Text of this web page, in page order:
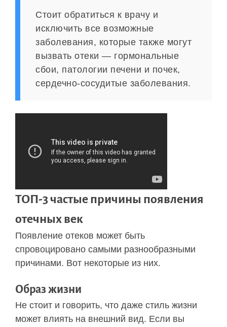
Стоит обратиться к врачу и
исключить все возможные
заболевания, которые также могут
вызвать отеки — гормональные
сбои, патологии печени и почек,
сердечно-сосудитые заболевания.
ТОП-3 частые причины появления
отечных век
Появление отеков может быть
спровоцировано самыми разнообразными
причинами. Вот некоторые из них.
Образ жизни
Не стоит и говорить, что даже стиль жизни
может влиять на внешний вид. Если вы